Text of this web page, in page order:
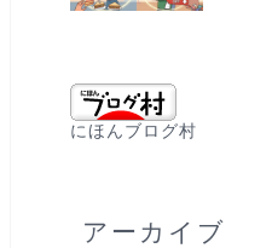
にほんブログ村
アーカイブ